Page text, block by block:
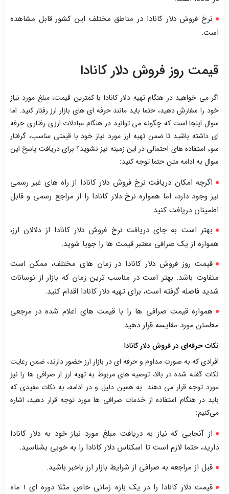
نرخ فروش دلار کانادا در مناطق مختلف این کشور قابل مشاهده
است.
قیمت روز فروش دلار کانادا
اگر می خواهید در هنگام تهیه دلار کانادا با کمترین قیمت، مبلغ مورد نیاز
خود را سفارش دهید، حتما باید مانند حرفه ای های بازار ارز رفتار کنید. اما
سوال اینجا است که چگونه می توانید در هنگام مبادلات ارزی رفتاری حرفه
ای داشته باشید تا ضمن تهیه ارز مورد نیاز خود با قیمتی مناسب، گرفتار
سوء استفاده های احتمالی در این زمینه نیز نشوید؟ برای دریافت پاسخ این
سوال به ادامه متن حتما توجه کنید:
اگرچه امکان دریافت نرخ فروش دلار کانادا از راه های غیر رسمی
نیز وجود دارد، اما همواره نرخ دلار کانادا را از مراجع رسمی و قابل
اطمینان دریافت کنید.
بهتر است به جای دریافت نرخ فروش دلار کانادا از دلالان ارز،
همواره از یک صرافی معتبر قیمت ها را جویا شوید.
قیمت روز فروش دلار کانادا در زمان های مختلف، ممکن است
متفاوت باشد. بهتر است در مناسب ترین زمان که بازار از نوسانات
شدید فاصله گرفته است، برای تهیه دلار کانادا اقدام کنید.
همواره قیمت صرافی ها را با قیمت های اعلام شده در مرجعی
مطمئن مورد مقایسه قرار دهید.
نکات حرفه‌ای در فروش دلار کانادا
افرادی که به صورت مداوم و حرفه ای در بازار ارز حضور دارند، ضمن رعایت
نکات گفته شده در بالا، توصیه های مربوط به تهیه ارز از صرافی ها را نیز
مورد توجه قرار می دهند. به همین دلیل و در ادامه، به نکات مفیدی که
باید در هنگام استفاده از خدمات صرافی ها مورد توجه قرار دهید، اشاره
می‌کنیم:
از آنجایی که نیاز به دریافت مبلغ مورد نیاز خود به دلار کانادا
دارید، حتما لازم است تا اسکناس دلار کانادا را به خوبی بشناسید.
قبل از مراجعه به صرافی از شرایط بازار ارز باخبر باشید.
قیمت دلار کانادا را در یک بازه زمانی خاص مثلا دوره ای ۱ ماه